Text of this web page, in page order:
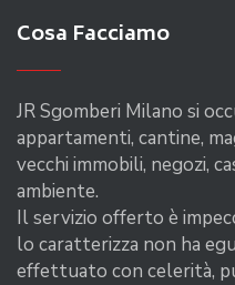
Cosa Facciamo
JR Sgomberi Milano si
appartamenti, cantine,
vecchi immobili, negozi,
ambiente.
Il servizio offerto è
lo caratterizza non ha
effettuato con celerità,